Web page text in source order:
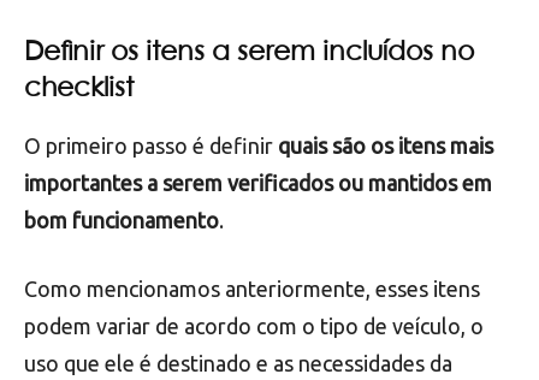
O processo é bastante simples e pode ser feito de
maneira manual ou
Definir os itens a serem incluídos no
checklist
O primeiro passo é definirquais são os itens mais
importantes a serem verificados ou mantidos em
bom funcionamento.